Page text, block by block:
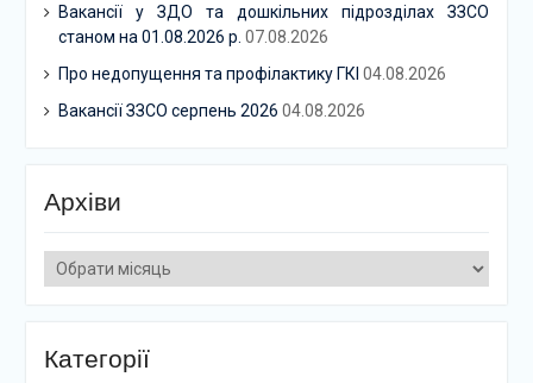
Вакансії у ЗДО та дошкільних підрозділах ЗЗСО
станом на 01.08.2026 р. 07.08.2026
Про недопущення та профілактику ГКІ 04.08.2026
Вакансії ЗЗСО серпень 2026 04.08.2026
Архіви
Архіви
Категорії